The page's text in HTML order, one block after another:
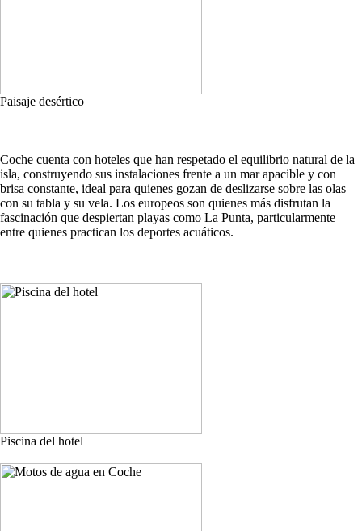
Paisaje desértico
Coche cuenta con hoteles que han respetado el equilibrio natural de la
isla, construyendo sus instalaciones frente a un mar apacible y con
brisa constante, ideal para quienes gozan de deslizarse sobre las olas
con su tabla y su vela. Los europeos son quienes más disfrutan la
fascinación que despiertan playas como La Punta, particularmente
entre quienes practican los deportes acuáticos.
Piscina del hotel